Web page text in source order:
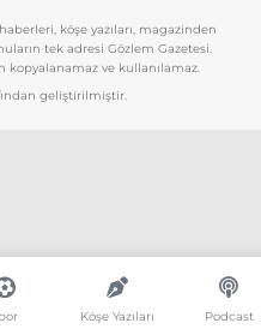
Köşe Yazıları Podcast
köşe yazıları, magazinden
tek adresi Gözlem Gazetesi.
ve kullanılamaz.
geliştirilmiştir.